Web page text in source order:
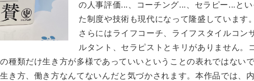
の人事評価...、コーチング...、セラピー...とい
た制度や技術も現代になって隆盛しています。
さらにはライフコーチ、ライフスタイルコン
ルタント、セラピストとキリがありません。
種類だけ生き方が多様であっていいということの表れではないで
き方、働き方なんてないんだと気づかされます。本作品では、内